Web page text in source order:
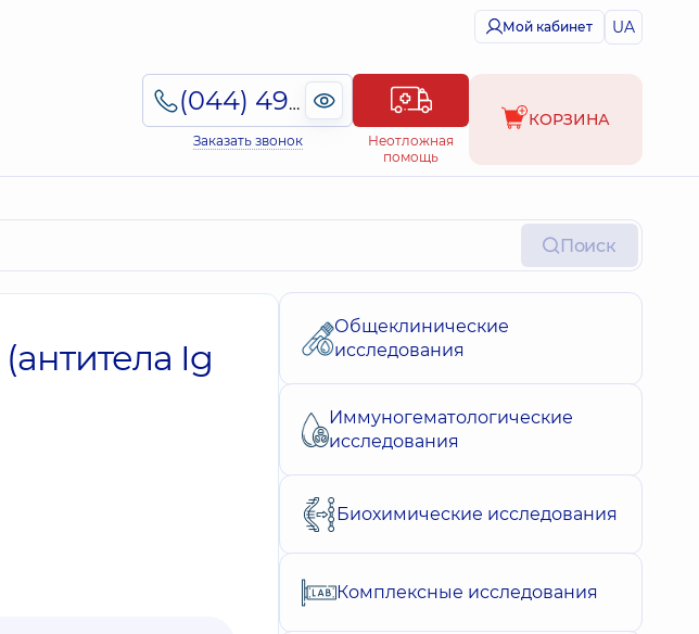
Мой кабинет UA
(044) 495-2-888
Заказать звонок
Неотложная
помощь
КОРЗИНА
Поиск
Ig
Общеклинические
исследования
Иммуногематологические
исследования
Биохимические исследования
Комплексные исследования